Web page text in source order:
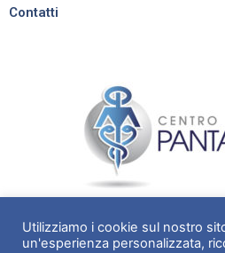
Contatti
Utilizziamo i cookie sul nostro
un'esperienza personalizzata,